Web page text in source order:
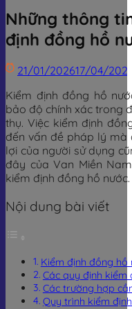
Những thông
định đồng hồ
21/01/202617/04/2026
Kiểm định đồng hồ
bảo độ chính xác trong
thụ. Việc kiểm định
đến vấn đề pháp lý mà
lợi của người sử dụng
đây của Van Miền
kiểm định đồng hồ nước.
Nội dung bài viết
Kiểm định đồng hồ
Các quy định kiểm
Các trường hợp
Quy trình kiểm